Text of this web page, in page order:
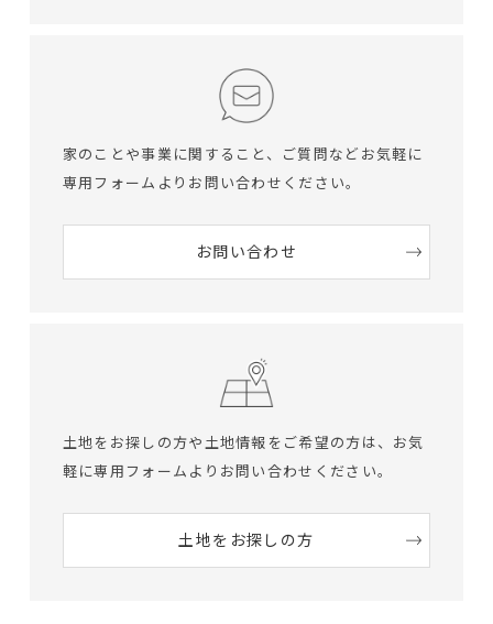
家のことや事業に関すること、ご質問など お気軽に
専用フォームよりお問い合わせください。
お問い合わせ
土地をお探しの方や土地情報をご希望の方は、 お気
軽に専用フォームよりお問い合わせください。
土地をお探しの方